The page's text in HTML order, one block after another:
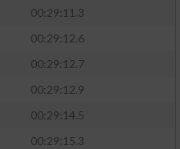
00:29:11.3
00:29:12.6
00:29:12.7
00:29:12.9
00:29:14.5
00:29:15.3